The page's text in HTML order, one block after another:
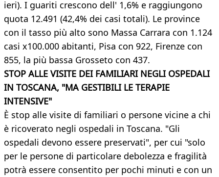
ieri). I guariti crescono dell' 1,6% e raggiungono
quota 12.491 (42,4% dei casi totali). Le province
con il tasso più alto sono Massa Carrara con 1.124
casi x100.000 abitanti, Pisa con 922, Firenze con
855, la più bassa Grosseto con 437.
STOP ALLE VISITE DEI FAMILIARI NEGLI OSPEDALI
IN TOSCANA, "MA GESTIBILI LE TERAPIE
INTENSIVE"
È stop alle visite di familiari o persone vicine a chi
è ricoverato negli ospedali in Toscana. "Gli
ospedali devono essere preservati", per cui "solo
per le persone di particolare debolezza e fragilità
potrà essere consentito per pochi minuti e con un